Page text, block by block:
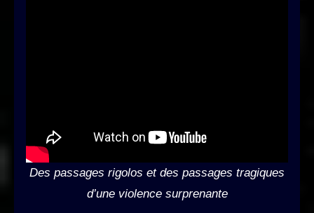
Des passages rigolos et des passages tragiques
d’une violence surprenante